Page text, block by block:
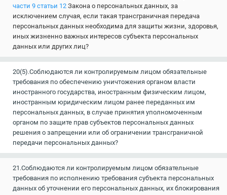
части 9 статьи 12 Закона о персональных данных, за
исключением случая, если такая трансграничная передача
персональных данных необходима для защиты жизни, здоровья,
иных жизненно важных интересов субъекта персональных
данных или других лиц?
20(5).Соблюдаются ли контролируемым лицом обязательные
требования по обеспечению уничтожения органом власти
иностранного государства, иностранным физическим лицом,
иностранным юридическим лицом ранее переданных им
персональных данных, в случае принятия уполномоченным
органом по защите прав субъектов персональных данных
решения о запрещении или об ограничении трансграничной
передачи персональных данных?
21.Соблюдаются ли контролируемым лицом обязательные
требования по исполнению требования субъекта персональных
данных об уточнении его персональных данных, их блокирования